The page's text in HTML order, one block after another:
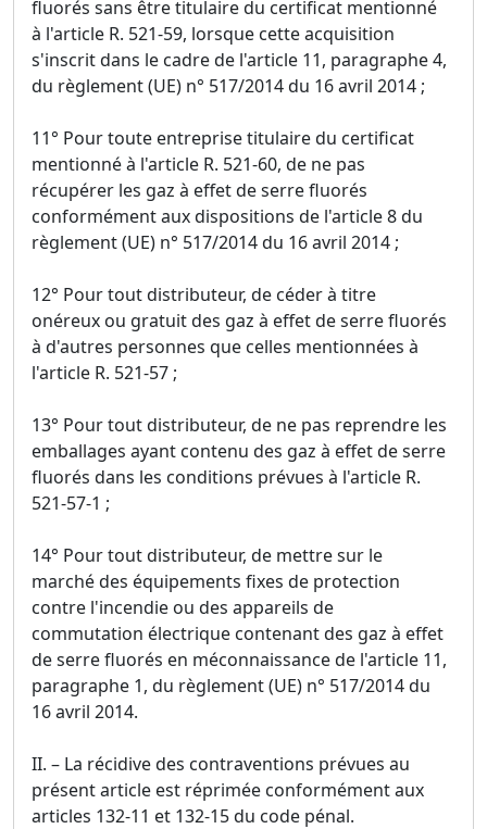
fluorés sans être titulaire du certificat mentionné
à l'article R. 521-59, lorsque cette acquisition
s'inscrit dans le cadre de l'article 11, paragraphe 4,
du règlement (UE) n° 517/2014 du 16 avril 2014 ;
11° Pour toute entreprise titulaire du certificat
mentionné à l'article R. 521-60, de ne pas
récupérer les gaz à effet de serre fluorés
conformément aux dispositions de l'article 8 du
règlement (UE) n° 517/2014 du 16 avril 2014 ;
12° Pour tout distributeur, de céder à titre
onéreux ou gratuit des gaz à effet de serre fluorés
à d'autres personnes que celles mentionnées à
l'article R. 521-57 ;
13° Pour tout distributeur, de ne pas reprendre les
emballages ayant contenu des gaz à effet de serre
fluorés dans les conditions prévues à l'article R.
521-57-1 ;
14° Pour tout distributeur, de mettre sur le
marché des équipements fixes de protection
contre l'incendie ou des appareils de
commutation électrique contenant des gaz à effet
de serre fluorés en méconnaissance de l'article 11,
paragraphe 1, du règlement (UE) n° 517/2014 du
16 avril 2014.
II. – La récidive des contraventions prévues au
présent article est réprimée conformément aux
articles 132-11 et 132-15 du code pénal.